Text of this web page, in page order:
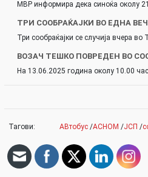
МВР информира дека синоќа околу
ТРИ СООБРАЌАЈКИ ВО ЕДНА
Три сообраќајки се случија вчера во
ВОЗАЧ ТЕШКО ПОВРЕДЕН ВО
На 13.06.2025 година околу 10.00
Тагови: АВтобус /АСНОМ /ЈСП /